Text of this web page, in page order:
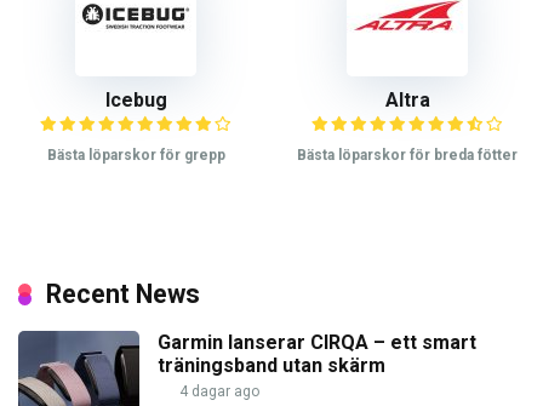
Icebug
Bästa löparskor för grepp
Altra
Bästa löparskor för breda fötter
Recent News
Garmin lanserar CIRQA – ett smart
träningsband utan skärm
4 dagar ago